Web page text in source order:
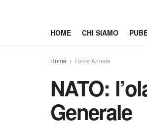
HOME CHI SIAMO
Home Forze Armate
NATO:
Generale